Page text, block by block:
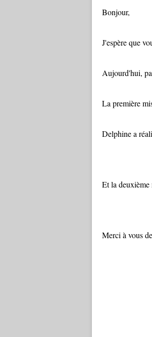
Bonjour,
J'espère que
Aujourd'hui,
La première
Delphine a
Et la deuxième
Merci à vous